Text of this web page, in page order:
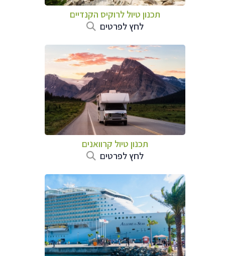
תכנון טיול לרוקיס הקנדיים
לחץ לפרטים
תכנון טיול קרוואנים
לחץ לפרטים